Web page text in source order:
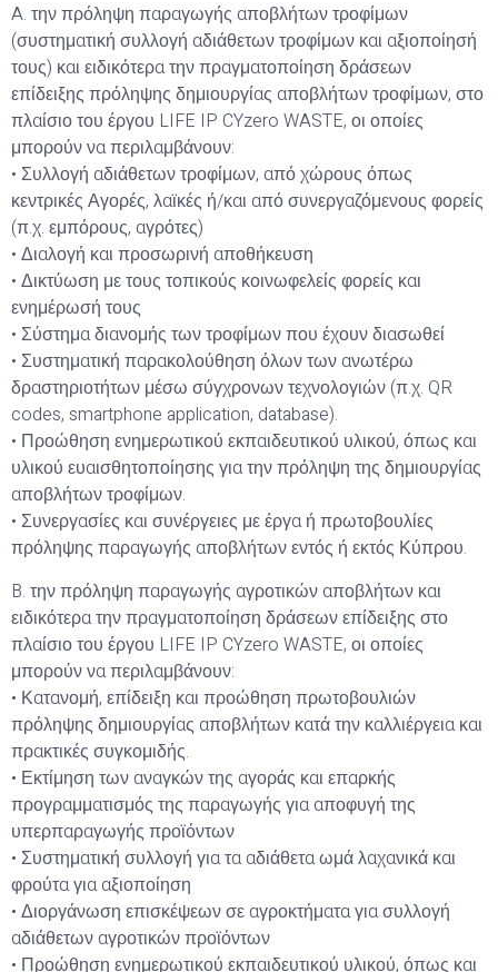
A. την πρόληψη παραγωγής αποβλήτων τροφίμων
(συστηματική συλλογή αδιάθετων τροφίμων και αξιοποίησή
τους) και ειδικότερα την πραγματοποίηση δράσεων
επίδειξης πρόληψης δημιουργίας αποβλήτων τροφίμων, στο
πλαίσιο του έργου LIFE IP CYzero WASTE, οι οποίες
μπορούν να περιλαμβάνουν:
• Συλλογή αδιάθετων τροφίμων, από χώρους όπως
κεντρικές Αγορές, λαϊκές ή/και από συνεργαζόμενους φορείς
(π.χ. εμπόρους, αγρότες)
• Διαλογή και προσωρινή αποθήκευση
• Δικτύωση με τους τοπικούς κοινωφελείς φορείς και
ενημέρωσή τους
• Σύστημα διανομής των τροφίμων που έχουν διασωθεί
• Συστηματική παρακολούθηση όλων των ανωτέρω
δραστηριοτήτων μέσω σύγχρονων τεχνολογιών (π.χ. QR
codes, smartphone application, database).
• Προώθηση ενημερωτικού εκπαιδευτικού υλικού, όπως και
υλικού ευαισθητοποίησης για την πρόληψη της δημιουργίας
αποβλήτων τροφίμων.
• Συνεργασίες και συνέργειες με έργα ή πρωτοβουλίες
πρόληψης παραγωγής αποβλήτων εντός ή εκτός Κύπρου.
B. την πρόληψη παραγωγής αγροτικών αποβλήτων και
ειδικότερα την πραγματοποίηση δράσεων επίδειξης στο
πλαίσιο του έργου LIFE IP CYzero WASTE, οι οποίες
μπορούν να περιλαμβάνουν:
• Κατανομή, επίδειξη και προώθηση πρωτοβουλιών
πρόληψης δημιουργίας αποβλήτων κατά την καλλιέργεια και
πρακτικές συγκομιδής.
• Εκτίμηση των αναγκών της αγοράς και επαρκής
προγραμματισμός της παραγωγής για αποφυγή της
υπερπαραγωγής προϊόντων
• Συστηματική συλλογή για τα αδιάθετα ωμά λαχανικά και
φρούτα για αξιοποίηση
• Διοργάνωση επισκέψεων σε αγροκτήματα για συλλογή
αδιάθετων αγροτικών προϊόντων
• Προώθηση ενημερωτικού εκπαιδευτικού υλικού, όπως και